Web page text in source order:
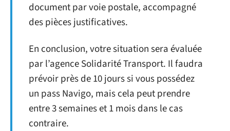
document par voie postale, accompagné
des pièces justificatives.
En conclusion, votre situation sera évaluée
par l’agence Solidarité Transport. Il faudra
prévoir près de 10 jours si vous possédez
un pass Navigo, mais cela peut prendre
entre 3 semaines et 1 mois dans le cas
contraire.